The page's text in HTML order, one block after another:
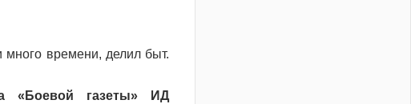
времени, делил быт.
«Боевой газеты» ИД